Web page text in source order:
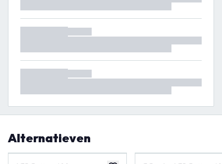
Alternatieven